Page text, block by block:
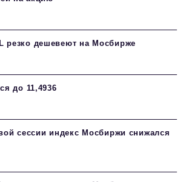
дешевеют на Мосбирже
до 11,4936
сессии индекс Мосбиржи снижался